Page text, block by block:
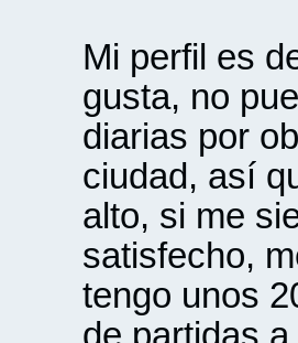
Mi perfil es
gusta, no
diarias por
ciudad, así
alto, si me
satisfecho,
tengo unos